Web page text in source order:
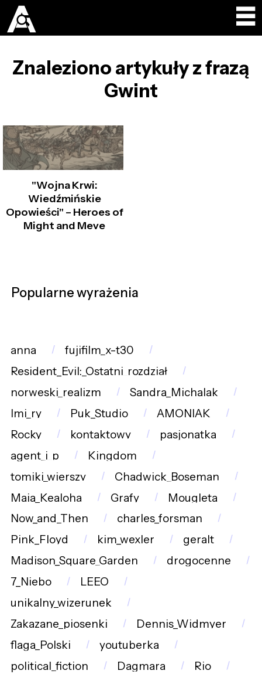
Znaleziono artykuły z frazą
Gwint
"Wojna Krwi:
Wiedźmińskie
Opowieści" – Heroes of
Might and Meve
Popularne wyrażenia
anna
fujifilm_x-t30
Resident_Evil:_Ostatni_rozdział
norweski_realizm
Sandra_Michalak
Imi_ry
Puk_Studio
AMONIAK
Rocky
kontaktowy
pasjonatka
agent_i_p
Kingdom
tomiki_wierszy
Chadwick_Boseman
Maia_Kealoha
Grafy
Mougleta
Now_and_Then
charles_forsman
Pink_Floyd
kim_wexler
geralt
Madison_Square_Garden
drogocenne
7_Niebo
LEEO
unikalny_wizerunek
Zakazane_piosenki
Dennis_Widmyer
flaga_Polski
youtuberka
political_fiction
Dagmara
Rio